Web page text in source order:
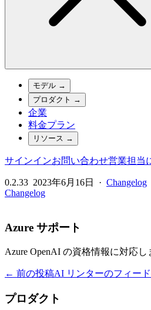
モデル →
プロダクト →
企業
料金プラン
リソース →
サインインお問い合わせ営業担当
0.2.33 2023年6月16日 · Changelog
Changelog
Azure サポート
Azure OpenAI の資格情報に対応
← 前の投稿AI リンターのフィー
プロダクト